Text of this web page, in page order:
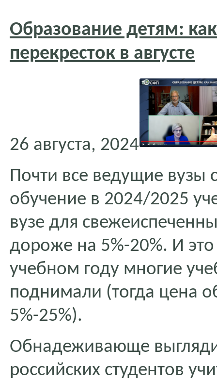
Образование детям:
перекресток в августе
26 августа, 2024
Почти все ведущие вузы
обучение в 2024/2025
вузе для
дороже на 5%-20%. И
учебном году многие
поднимали (тогда цена
5%-25%).
Обнадеживающе
российских студентов